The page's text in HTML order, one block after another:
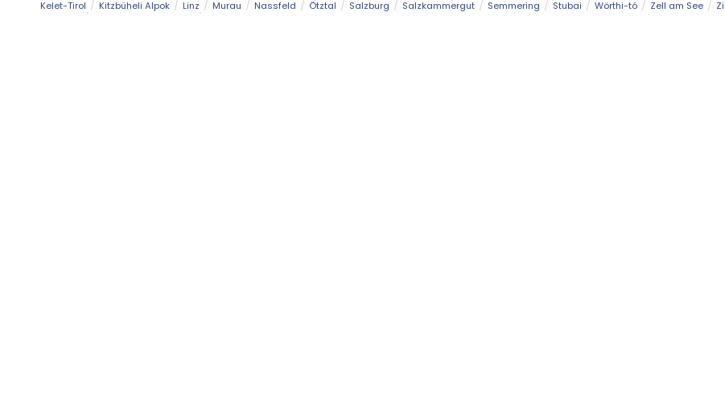
Kelet-Tirol
Kitzbüheli Alpok Linz Murau Nassfeld Ötztal Salzburg Salzkammergut Semmering Stubai Wörthi-tó Zell am See